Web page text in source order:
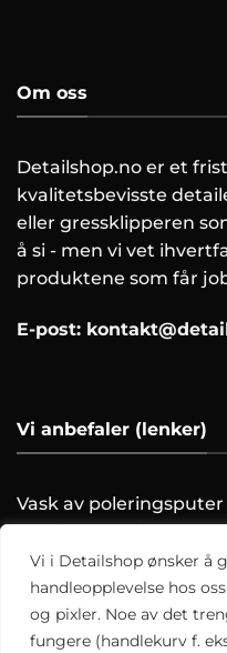
Vi i Detailshop ønsker å
handleopplevelse hos
og pixler. Noe av det
fungere (handlekurv f.
Om oss
Detailshop.no er et
kvalitetsbevisste
eller gressklipperen
å si - men vi vet
produktene som får
E-post:
Vi anbefaler (lenker)
Vask av poleringsputer
Farging av skinnratt
Vask motoren trygt!
Hvordan clayer du?
Alle artikler